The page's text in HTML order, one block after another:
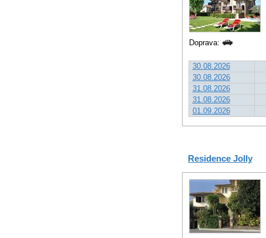
Doprava:
30.08.2026
30.08.2026
31.08.2026
31.08.2026
01.09.2026
Residence Jolly